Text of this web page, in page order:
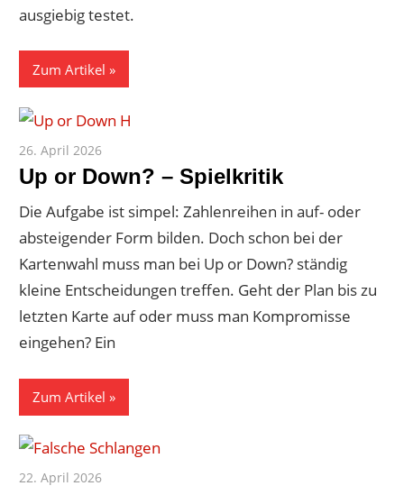
ausgiebig testet.
Zum Artikel
26. April 2026
Up or Down? – Spielkritik
Die Aufgabe ist simpel: Zahlenreihen in auf- oder
absteigender Form bilden. Doch schon bei der
Kartenwahl muss man bei Up or Down? ständig
kleine Entscheidungen treffen. Geht der Plan bis zu
letzten Karte auf oder muss man Kompromisse
eingehen? Ein
Zum Artikel
22. April 2026